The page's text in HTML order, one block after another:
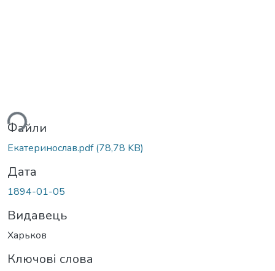
Файли
Екатеринослав.pdf(78,78 KB)
Дата
1894-01-05
Видавець
Харьков
Ключові слова